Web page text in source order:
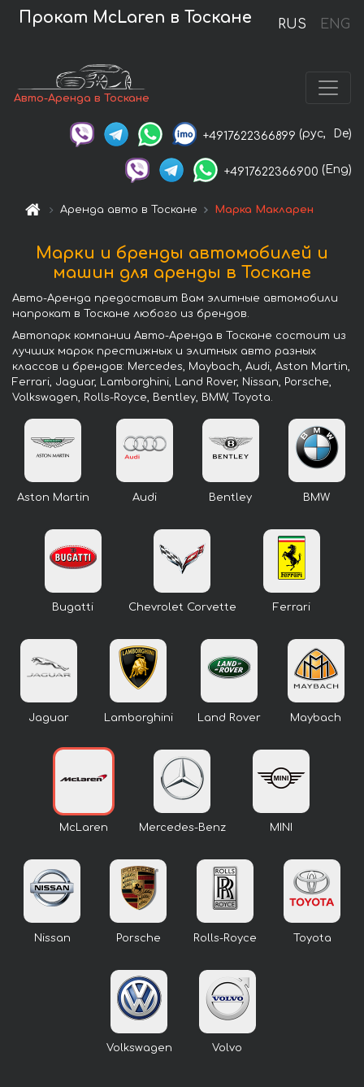
RUS ENG
Прокат McLaren в Тоскане
Авто-Аренда в Тоскане
+4917622366899 (рус, De)
+4917622366900 (Eng)
Аренда авто в Тоскане Марка Макларен
Марки и бренды автомобилей и
машин для аренды в Тоскане
Авто-Аренда предоставит Вам элитные автомобили
напрокат в Тоскане любого из брендов.
Автопарк компании Авто-Аренда в Тоскане состоит из
лучших марок престижных и элитных авто разных
классов и брендов: Mercedes, Maybach, Audi, Aston Martin,
Ferrari, Jaguar, Lamborghini, Land Rover, Nissan, Porsche,
Volkswagen, Rolls-Royce, Bentley, BMW, Toyota.
Aston Martin Audi Bentley BMW
Bugatti Chevrolet Corvette Ferrari
Jaguar Lamborghini Land Rover Maybach
McLaren Mercedes-Benz MINI
Nissan Porsche Rolls-Royce Toyota
Volkswagen Volvo